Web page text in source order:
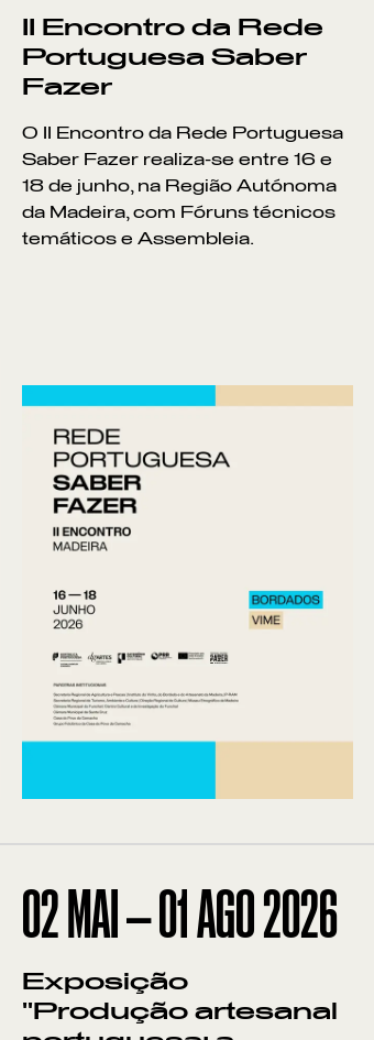
II Encontro da Rede
Portuguesa Saber
Fazer
O II Encontro da Rede Portuguesa
Saber Fazer realiza-se entre 16 e
18 de junho, na Região Autónoma
da Madeira, com Fóruns técnicos
temáticos e Assembleia.
02MAI—01AGO2026
Exposição
"Produção artesanal